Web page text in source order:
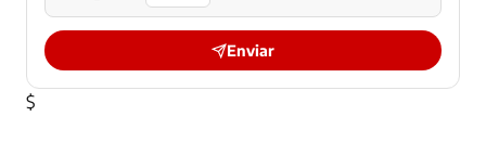
Enviar
$